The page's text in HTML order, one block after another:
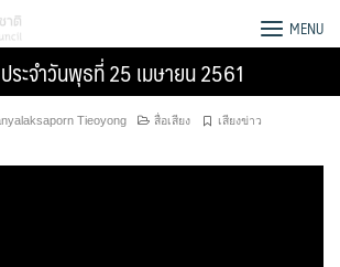
ติ MENU
ระจำวันพุธที่ 25 เมษายน 2561
Tieoyong สื่อเสียง
เสียงข่าว